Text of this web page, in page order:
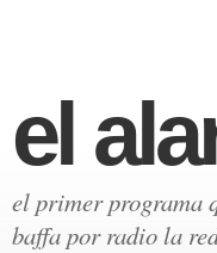
el
el primer programa
baffa por radio la